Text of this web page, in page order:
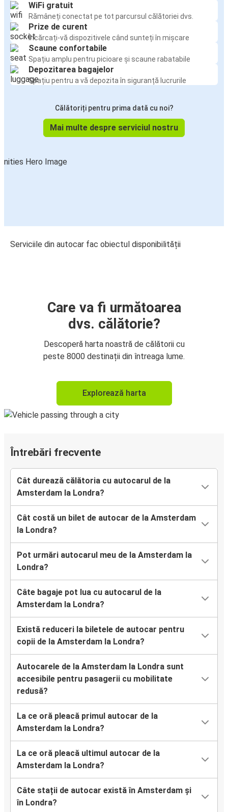
WiFi gratuit
Rămâneți conectat pe tot parcursul călătoriei dvs.
Prize de curent
Încărcați-vă dispozitivele când sunteți în mișcare
Scaune confortabile
Spațiu amplu pentru picioare și scaune rabatabile
Depozitarea bagajelor
Spațiu pentru a vă depozita în siguranță lucrurile
Călătoriți pentru prima dată cu noi?
Mai multe despre serviciul nostru
Serviciile din autocar fac obiectul disponibilității
Care va fi următoarea
dvs. călătorie?
Descoperă harta noastră de călătorii cu
peste 8000 destinații din întreaga lume.
Explorează harta
Întrebări frecvente
Cât durează călătoria cu autocarul de la
Amsterdam la Londra?
Cât costă un bilet de autocar de la Amsterdam
la Londra?
Pot urmări autocarul meu de la Amsterdam la
Londra?
Câte bagaje pot lua cu autocarul de la
Amsterdam la Londra?
Există reduceri la biletele de autocar pentru
copii de la Amsterdam la Londra?
Autocarele de la Amsterdam la Londra sunt
accesibile pentru pasagerii cu mobilitate
redusă?
La ce oră pleacă primul autocar de la
Amsterdam la Londra?
La ce oră pleacă ultimul autocar de la
Amsterdam la Londra?
Câte stații de autocar există în Amsterdam și
în Londra?